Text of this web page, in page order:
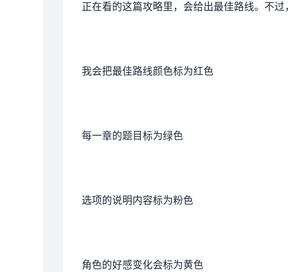
正在看的这篇攻略里，会给出最佳路线。不过
我会把最佳路线颜色标为红色
每一章的题目标为绿色
选项的说明内容标为粉色
角色的好感变化会标为黄色